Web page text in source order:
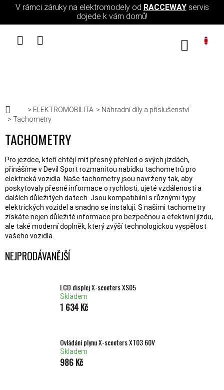
Přejít na obsah
V rámci záruky na elektromodely od RACCEWAYservis
dojede k vám domů!
Domů
ELEKTROMOBILITA
Náhradní díly a příslušenství
Tachometry
TACHOMETRY
Pro jezdce, kteří chtějí mít přesný přehled o svých jízdách,
přinášíme v Devil Sport rozmanitou nabídku tachometrů pro
elektrická vozidla. Naše tachometry jsou navrženy tak, aby
poskytovaly přesné informace o rychlosti, ujeté vzdálenosti a
dalších důležitých datech. Jsou kompatibilní s různými typy
elektrických vozidel a snadno se instalují. S našimi tachometry
získáte nejen důležité informace pro bezpečnou a efektivní jízdu,
ale také moderní doplněk, který zvýší technologickou vyspělost
vašeho vozidla.
NEJPRODÁVANĚJŠÍ
LCD displej X-scooters XS05
Skladem
1 634 Kč
Ovládání plynu X-scooters XT03 60V
Skladem
986 Kč